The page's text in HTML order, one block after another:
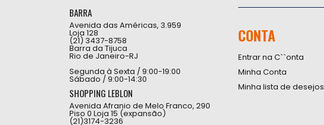
BARRA
Avenida das Américas, 3.959
Loja 128
(21) 3437-8758
Barra da Tijuca
Rio de Janeiro-RJ
Segunda à Sexta / 9:00-19:00
Sábado / 9:00-14:30
SHOPPING LEBLON
Avenida Afranio de Melo Franco, 290
Piso 0 Loja 15 (expansão)
(21)3174-3236
CONTA
Entrar na C``onta
Minha Conta
Minha lista de desejos